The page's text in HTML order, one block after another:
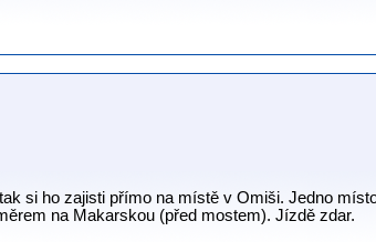
si ho zajisti přímo na místě v Omiši. Jedno
na Makarskou (před mostem). Jízdě zdar.